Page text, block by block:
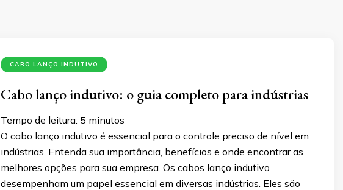
CABO LANÇO INDUTIVO
Cabo lanço indutivo: o guia completo para indústrias
Tempo de leitura: 5 minutos
O cabo lanço indutivo é essencial para o controle preciso de nível em
indústrias. Entenda sua importância, benefícios e onde encontrar as
melhores opções para sua empresa. Os cabos lanço indutivo
desempenham um papel essencial em diversas indústrias. Eles são